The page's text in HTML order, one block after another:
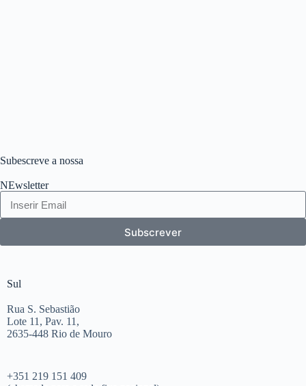
Subescreve a nossa
NEwsletter
Subscrever
Sul
Rua S. Sebastião
Lote 11, Pav. 11,
2635-448 Rio de Mouro
+351 219 151 409